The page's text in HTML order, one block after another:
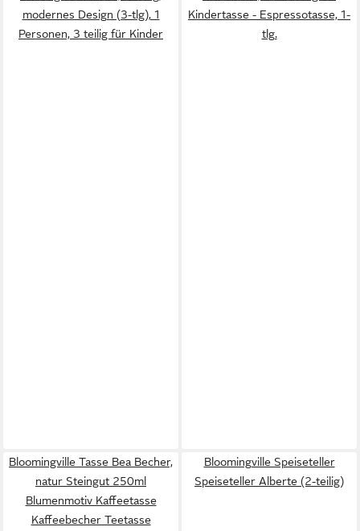
modernes Design (3-tlg), 1
Personen, 3 teilig für Kinder
Kindertasse - Espressotasse, 1-
tlg.
Bloomingville Tasse Bea Becher,
natur Steingut 250ml
Blumenmotiv Kaffeetasse
Kaffeebecher Teetasse
Bloomingville Speiseteller
Speiseteller Alberte (2-teilig)